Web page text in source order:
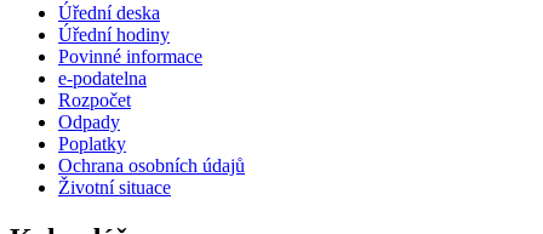
Úřední deska
Úřední hodiny
Povinné informace
e-podatelna
Rozpočet
Odpady
Poplatky
Ochrana osobních údajů
Životní situace